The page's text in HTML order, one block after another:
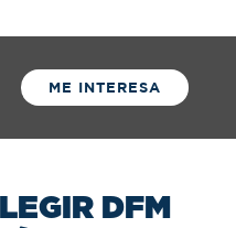
ME INTERESA
DFM